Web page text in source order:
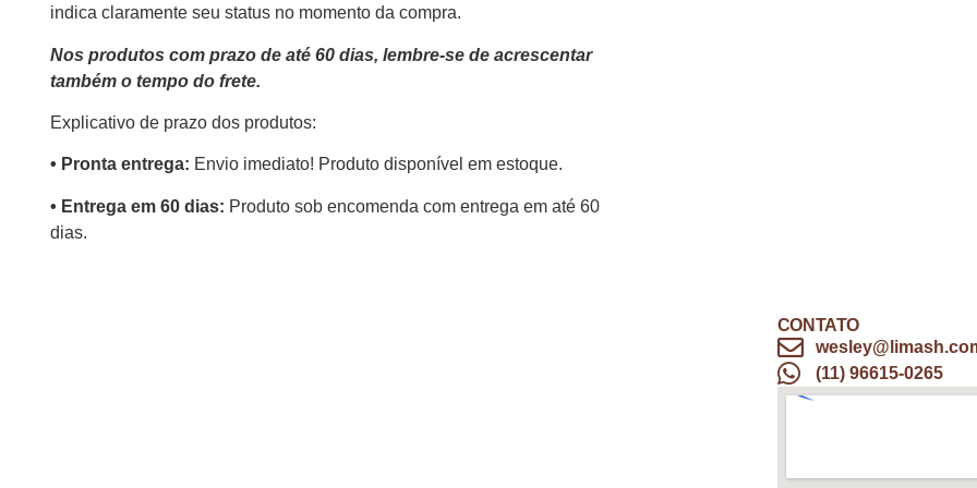
indica claramente seu status no momento da compra.
Nos produtos com prazo de até 60 dias, lembre-se de acrescentar
também o tempo do frete.
Explicativo de prazo dos produtos:
•⁠ ⁠Pronta entrega: Envio imediato! Produto disponível em estoque.
•⁠ Entrega em 60 dias: Produto sob encomenda com entrega em até 60
dias.
CONTATO
(11) 96615-0265